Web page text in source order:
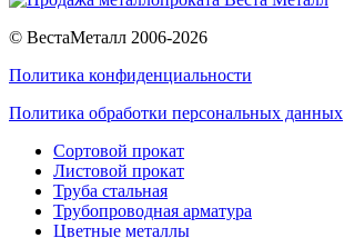
© ВестаМеталл 2006-2026
Политика конфиденциальности
Политика обработки персональных данных
Сортовой прокат
Листовой прокат
Труба стальная
Трубопроводная арматура
Цветные металлы